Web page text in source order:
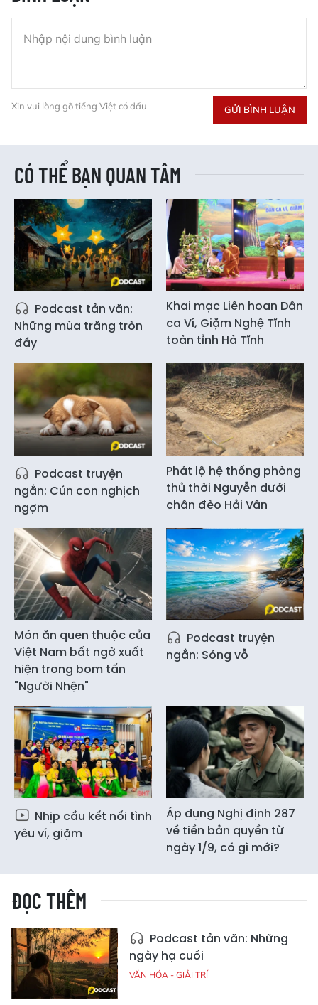
Xin vui lòng gõ tiếng Việt có dấu GỬI BÌNH LUẬN
CÓ THỂ BẠN QUAN TÂM
Podcast tản văn:
Những mùa trăng tròn
đầy
Khai mạc Liên hoan Dân
ca Ví, Giặm Nghệ Tĩnh
toàn tỉnh Hà Tĩnh
Podcast truyện
ngắn: Cún con nghịch
ngợm
Phát lộ hệ thống phòng
thủ thời Nguyễn dưới
chân đèo Hải Vân
Món ăn quen thuộc của
Việt Nam bất ngờ xuất
hiện trong bom tấn
"Người Nhện"
Podcast truyện
ngắn: Sóng vỗ
Nhịp cầu kết nối tình
yêu ví, giặm
Áp dụng Nghị định 287
về tiền bản quyền từ
ngày 1/9, có gì mới?
ĐỌC THÊM
Podcast tản văn: Những
ngày hạ cuối
VĂN HÓA - GIẢI TRÍ